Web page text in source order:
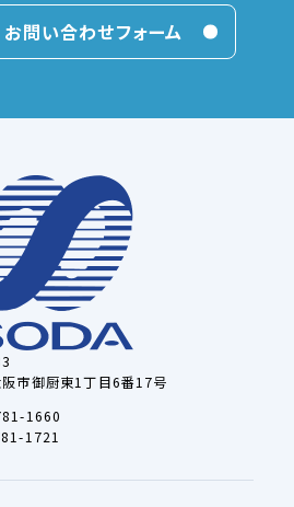
お問い合わせフォーム
市御厨東1丁目6番17号
1660
1721